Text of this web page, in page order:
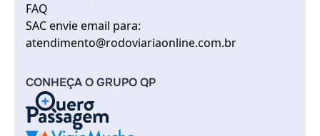
FAQ
SAC envie email para:
atendimento@rodoviariaonline.com.br
CONHEÇA O GRUPO QP